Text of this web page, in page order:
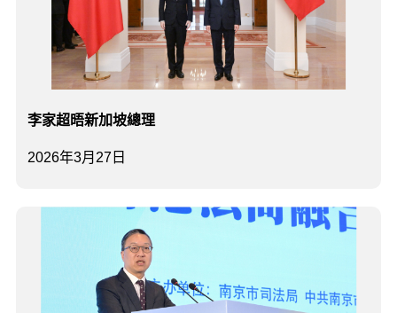
2026年3月27日
李家超晤新加坡總理